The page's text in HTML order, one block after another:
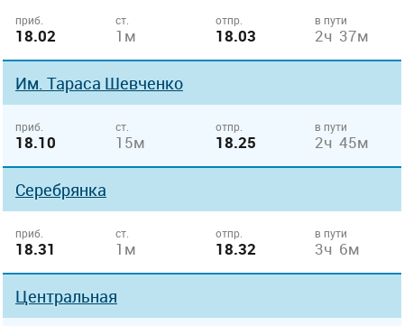
приб.
18.02
ст.
1м
отпр.
18.03
в пути
2ч 37м
Им. Тараса Шевченко
приб.
18.10
ст.
15м
отпр.
18.25
в пути
2ч 45м
Серебрянка
приб.
18.31
ст.
1м
отпр.
18.32
в пути
3ч 6м
Центральная